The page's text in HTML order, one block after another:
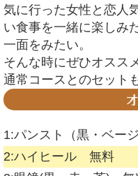
気に行った女性と恋人
い食事を一緒に楽しみ
一面をみたい。
そんな時にぜひオスス
通常コースとのセット
1:パンスト（黒・ベ
2:ハイヒール 無料